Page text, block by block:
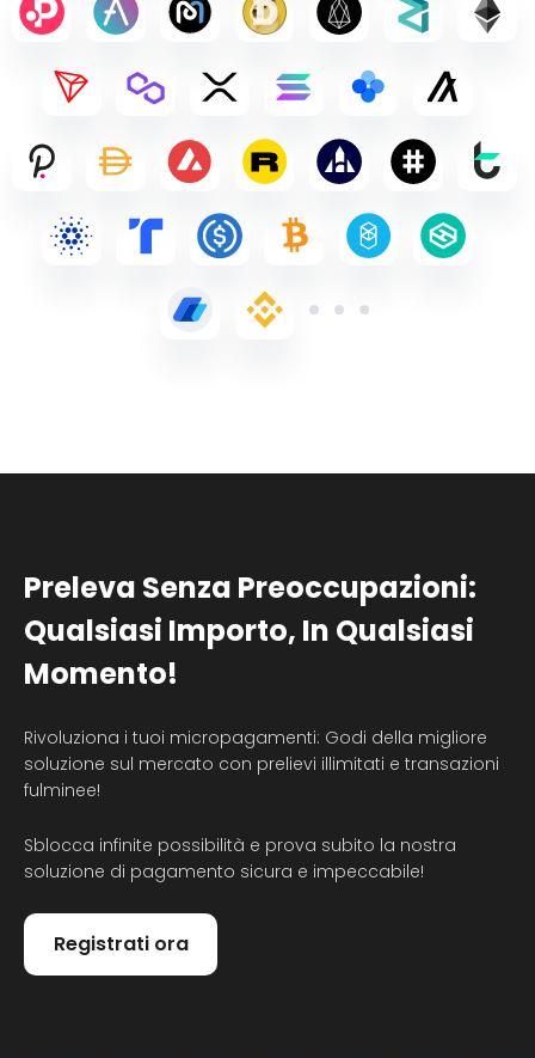
Preleva Senza Preoccupazioni:
Qualsiasi Importo, In Qualsiasi
Momento!
Rivoluziona i tuoi micropagamenti: Godi della migliore
soluzione sul mercato con prelievi illimitati e transazioni
fulminee!
Sblocca infinite possibilità e prova subito la nostra
soluzione di pagamento sicura e impeccabile!
Registrati ora